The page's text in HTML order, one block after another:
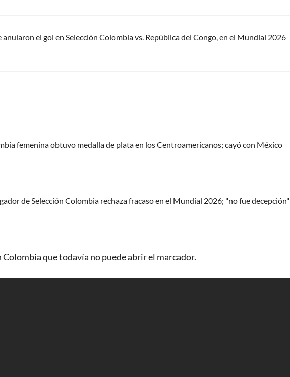
el gol en Selección Colombia vs. República del Congo, en el Mundial 2026
femenina obtuvo medalla de plata en los Centroamericanos; cayó con México
de Selección Colombia rechaza fracaso en el Mundial 2026; "no fue decepción"
que todavía no puede abrir el marcador.